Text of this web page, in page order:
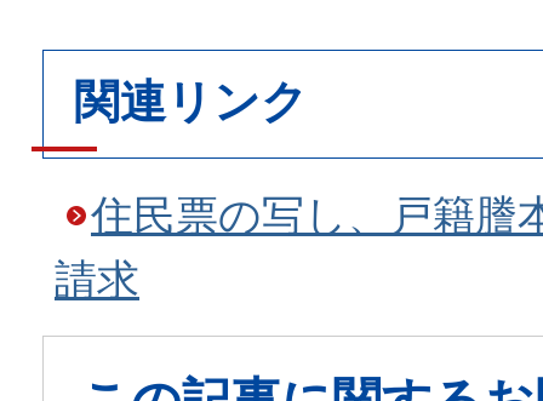
関連リンク
住民票の写し、戸籍謄
請求